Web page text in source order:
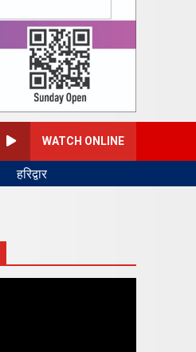
WATCH ONLINE
हरिद्वार